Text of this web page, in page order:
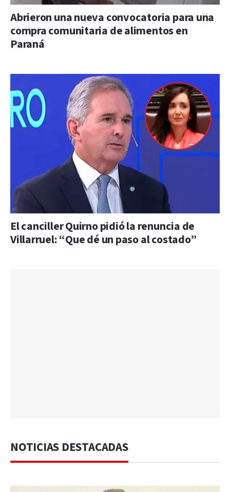
Abrieron una nueva convocatoria para una
compra comunitaria de alimentos en
Paraná
El canciller Quirno pidió la renuncia de
Villarruel: “Que dé un paso al costado”
NOTICIAS DESTACADAS